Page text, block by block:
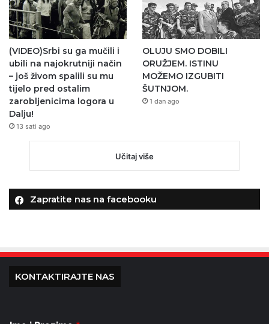
(VIDEO)Srbi su ga mučili i
ubili na najokrutniji način
– još živom spalili su mu
tijelo pred ostalim
zarobljenicima logora u
Dalju!
13 sati ago
OLUJU SMO DOBILI
ORUŽJEM. ISTINU
MOŽEMO IZGUBITI
ŠUTNJOM.
1 dan ago
Učitaj više
Zapratite nas na facebooku
KONTAKTIRAJTE NAS